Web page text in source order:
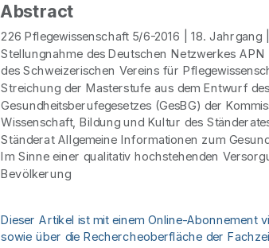
Abstract
226 Pflegewissenschaft 5/6-2016 | 18. Jahrgang
Stellungnahme des Deutschen Netzwerkes APN
des Schweizerischen Vereins für
Streichung der Masterstufe aus dem Entwurf
Gesundheitsberufegesetzes (GesBG) der
Wissenschaft, Bildung und Kultur des
Ständerat Allgemeine Informationen zum
Im Sinne einer qualitativ hochstehenden
Bevölkerung
Dieser Artikel ist mit einem Online-Abonnement
sowie über die Rechercheoberfläche der